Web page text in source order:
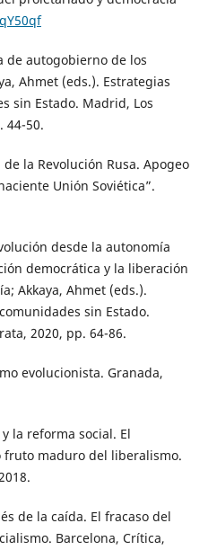
de autogobierno de los
Ahmet (eds.). Estrategias
sin Estado. Madrid, Los
44-50.
la Revolución Rusa. Apogeo
Unión Soviética”.
desde la autonomía
democrática y la liberación
Akkaya, Ahmet (eds.).
sin Estado.
2020, pp. 64-86.
evolucionista. Granada,
la reforma social. El
fruto maduro del liberalismo.
de la caída. El fracaso del
Barcelona, Crítica,